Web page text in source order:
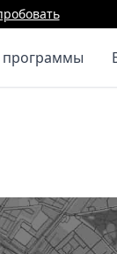
программы